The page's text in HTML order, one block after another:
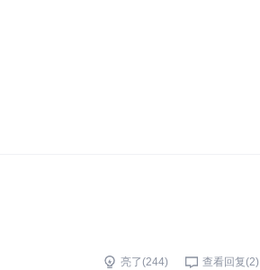
亮了(244) 查看回复(2)